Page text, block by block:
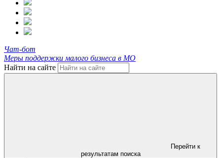
Чат-бот
Меры поддержки малого бизнеса в МО
Найти на сайте
Перейти к
результатам поиска